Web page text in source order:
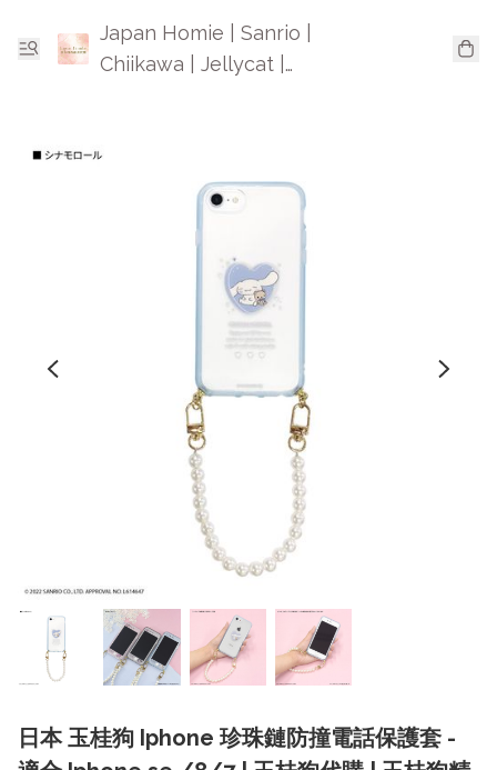
Japan Homie | Sanrio |
Chiikawa | Jellycat |
日本 玉桂狗 Iphone 珍珠鏈防撞電話保護套 -